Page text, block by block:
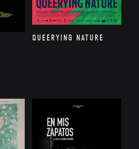
QUEERYING NATURE